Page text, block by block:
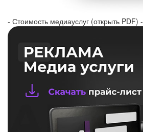
- Стоимость медиауслуг (открыть PDF) -